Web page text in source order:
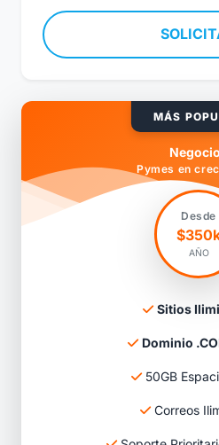
MÁS
Pymes en
Desde
AÑO
Sitios
Dominio
50GB
Correos